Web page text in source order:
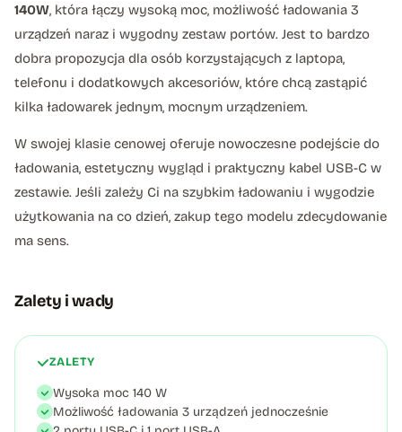
140W, która łączy wysoką moc, możliwość ładowania 3
urządzeń naraz i wygodny zestaw portów. Jest to bardzo
dobra propozycja dla osób korzystających z laptopa,
telefonu i dodatkowych akcesoriów, które chcą zastąpić
kilka ładowarek jednym, mocnym urządzeniem.
W swojej klasie cenowej oferuje nowoczesne podejście do
ładowania, estetyczny wygląd i praktyczny kabel USB-C w
zestawie. Jeśli zależy Ci na szybkim ładowaniu i wygodzie
użytkowania na co dzień, zakup tego modelu zdecydowanie
ma sens.
Zalety i wady
ZALETY
Wysoka moc 140 W
Możliwość ładowania 3 urządzeń jednocześnie